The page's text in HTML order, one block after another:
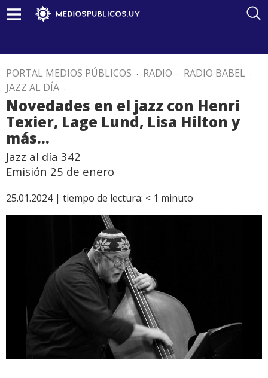
PORTAL MEDIOS PÚBLICOS . RADIO . RADIO BABEL .
JAZZ AL DÍA .
Novedades en el jazz con Henri
Texier, Lage Lund, Lisa Hilton y
más…
Jazz al día 342
Emisión 25 de enero
25.01.2024 | tiempo de lectura: < 1 minuto